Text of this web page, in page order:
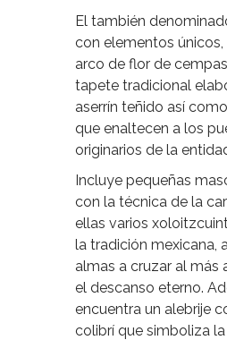
El también
con elementos
arco de flor de
tapete tradicional
aserrín teñido así
que enaltecen a los
originarios de la
Incluye pequeñas
con la técnica de la
ellas varios
la tradición mexicana,
almas a cruzar al más
el descanso eterno.
encuentra un alebrije
colibrí que simboliza